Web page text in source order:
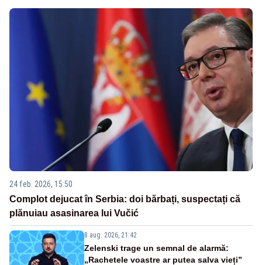
24 feb. 2026, 15:50
Complot dejucat în Serbia: doi bărbați, suspectați că
plănuiau asasinarea lui Vučić
8 aug. 2026, 21:42
Zelenski trage un semnal de alarmă:
„Rachetele voastre ar putea salva vieți”